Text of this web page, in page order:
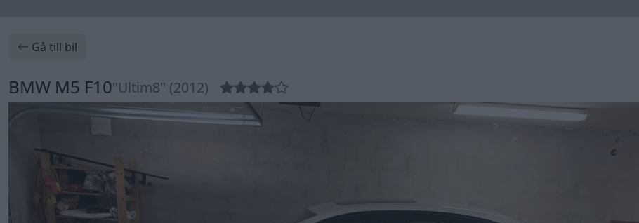
Gå till bil
BMW M5 F10"Ultim8" (2012)